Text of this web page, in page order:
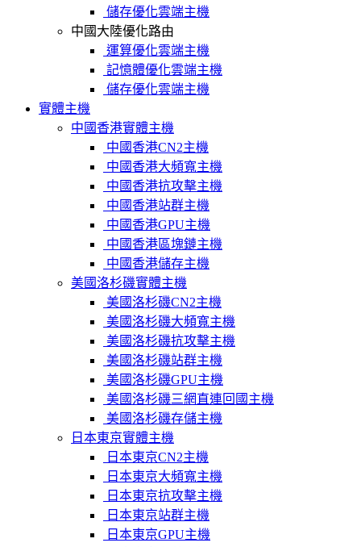
儲存優化雲端主機
中國大陸優化路由
運算優化雲端主機
記憶體優化雲端主機
儲存優化雲端主機
實體主機
中國香港實體主機
中國香港CN2主機
中國香港大頻寬主機
中國香港抗攻擊主機
中國香港站群主機
中國香港GPU主機
中國香港區塊鏈主機
中國香港儲存主機
美國洛杉磯實體主機
美國洛杉磯CN2主機
美國洛杉磯大頻寬主機
美國洛杉磯抗攻擊主機
美國洛杉磯站群主機
美國洛杉磯GPU主機
美國洛杉磯三網直連回國主機
美國洛杉磯存儲主機
日本東京實體主機
日本東京CN2主機
日本東京大頻寬主機
日本東京抗攻擊主機
日本東京站群主機
日本東京GPU主機